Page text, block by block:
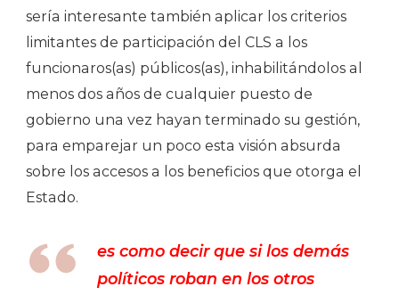
sería interesante también aplicar los criterios
limitantes de participación del CLS a los
funcionaros(as) públicos(as), inhabilitándolos al
menos dos años de cualquier puesto de
gobierno una vez hayan terminado su gestión,
para emparejar un poco esta visión absurda
sobre los accesos a los beneficios que otorga el
Estado.
es como decir que si los demás
políticos roban en los otros